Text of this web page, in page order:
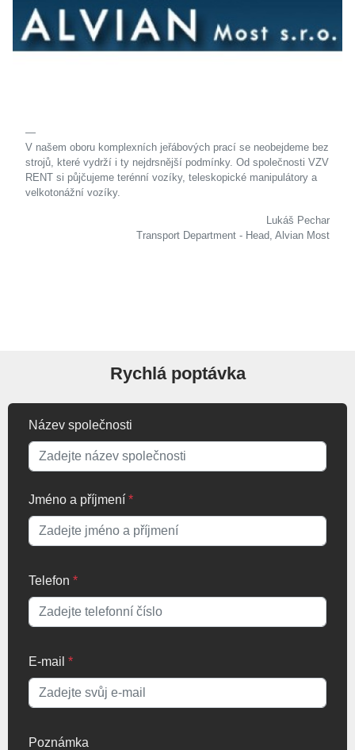
V našem oboru komplexních jeřábových prací se neobejdeme bez
strojů, které vydrží i ty nejdrsnější podmínky. Od společnosti VZV
RENT si půjčujeme terénní vozíky, teleskopické manipulátory a
velkotonážní vozíky.
Lukáš Pechar
Transport Department - Head, Alvian Most
Rychlá poptávka
Název společnosti
Jméno a příjmení *
Telefon *
E-mail *
Poznámka